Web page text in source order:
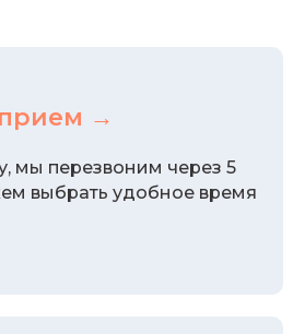
→
мы перезвоним через 5
выбрать удобное время